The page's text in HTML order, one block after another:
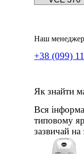
Наш
+38 (099)
Як знайти
Вся
типовому
зазвичай